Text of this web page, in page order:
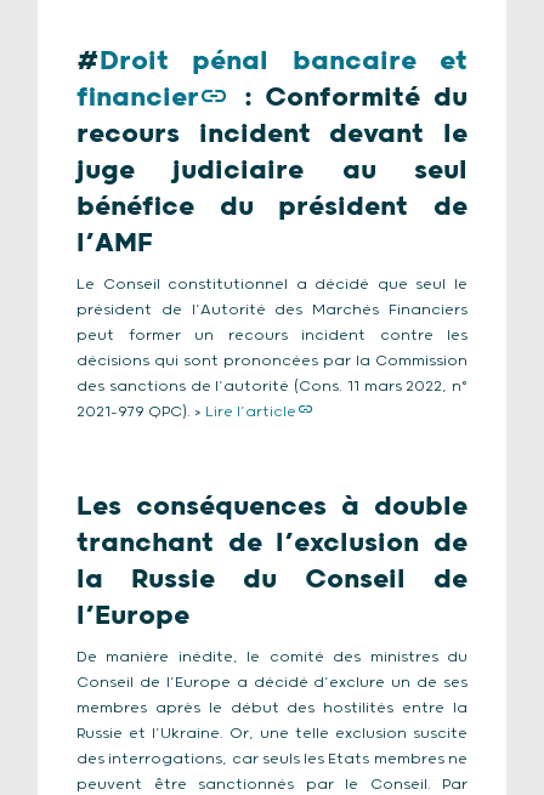
#Droit pénal bancaire et
financier
: Conformité du
recours incident devant le
juge judiciaire au seul
bénéfice du président de
l’AMF
Le Conseil constitutionnel a décidé que seul le
président de l’Autorité des Marchés Financiers
peut former un recours incident contre les
décisions qui sont prononcées par la Commission
des sanctions de l’autorité (Cons. 11 mars 2022, n°
2021-979 QPC). > Lire l’article
Les conséquences à double
tranchant de l’exclusion de
la Russie du Conseil de
l’Europe
De manière inédite, le comité des ministres du
Conseil de l’Europe a décidé d’exclure un de ses
membres après le début des hostilités entre la
Russie et l’Ukraine. Or, une telle exclusion suscite
des interrogations, car seuls les Etats membres ne
peuvent être sanctionnés par le Conseil. Par